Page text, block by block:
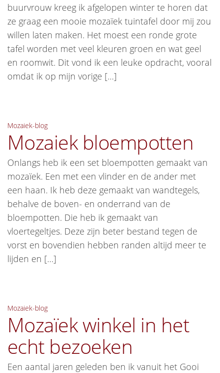
buurvrouw kreeg ik afgelopen winter te horen dat
ze graag een mooie mozaïek tuintafel door mij zou
willen laten maken. Het moest een ronde grote
tafel worden met veel kleuren groen en wat geel
en roomwit. Dit vond ik een leuke opdracht, vooral
omdat ik op mijn vorige […]
Mozaiek-blog
Mozaiek bloempotten
Onlangs heb ik een set bloempotten gemaakt van
mozaïek. Een met een vlinder en de ander met
een haan. Ik heb deze gemaakt van wandtegels,
behalve de boven- en onderrand van de
bloempotten. Die heb ik gemaakt van
vloertegeltjes. Deze zijn beter bestand tegen de
vorst en bovendien hebben randen altijd meer te
lijden en […]
Mozaiek-blog
Mozaïek winkel in het
echt bezoeken
Een aantal jaren geleden ben ik vanuit het Gooi